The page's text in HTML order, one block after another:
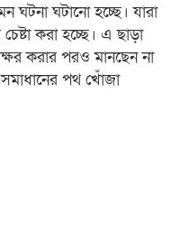
ঘটানো হচ্ছে। যারা
করা হচ্ছে। এ ছাড়া
করার পরও মানছেন না
সমাধানের পথ খোঁজা